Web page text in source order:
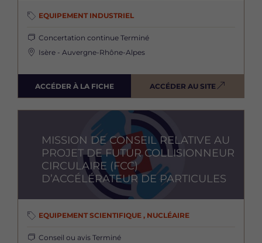
EQUIPEMENT INDUSTRIEL
Concertation continue Terminé
Isère - Auvergne-Rhône-Alpes
ACCÉDER À LA FICHE ACCÉDER AU SITE
MISSION DE CONSEIL RELATIVE AU
PROJET DE FUTUR COLLISIONNEUR
CIRCULAIRE (FCC)
D’ACCÉLÉRATEUR DE PARTICULES
EQUIPEMENT SCIENTIFIQUE , NUCLÉAIRE
Conseil ou avis Terminé